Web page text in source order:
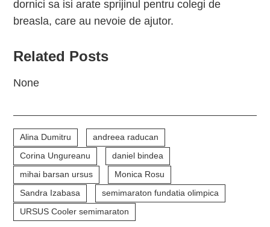
dornici sa isi arate sprijinul pentru colegi de
breasla, care au nevoie de ajutor.
Related Posts
None
Alina Dumitru
andreea raducan
Corina Ungureanu
daniel bindea
mihai barsan ursus
Monica Rosu
Sandra Izabasa
semimaraton fundatia olimpica
URSUS Cooler semimaraton